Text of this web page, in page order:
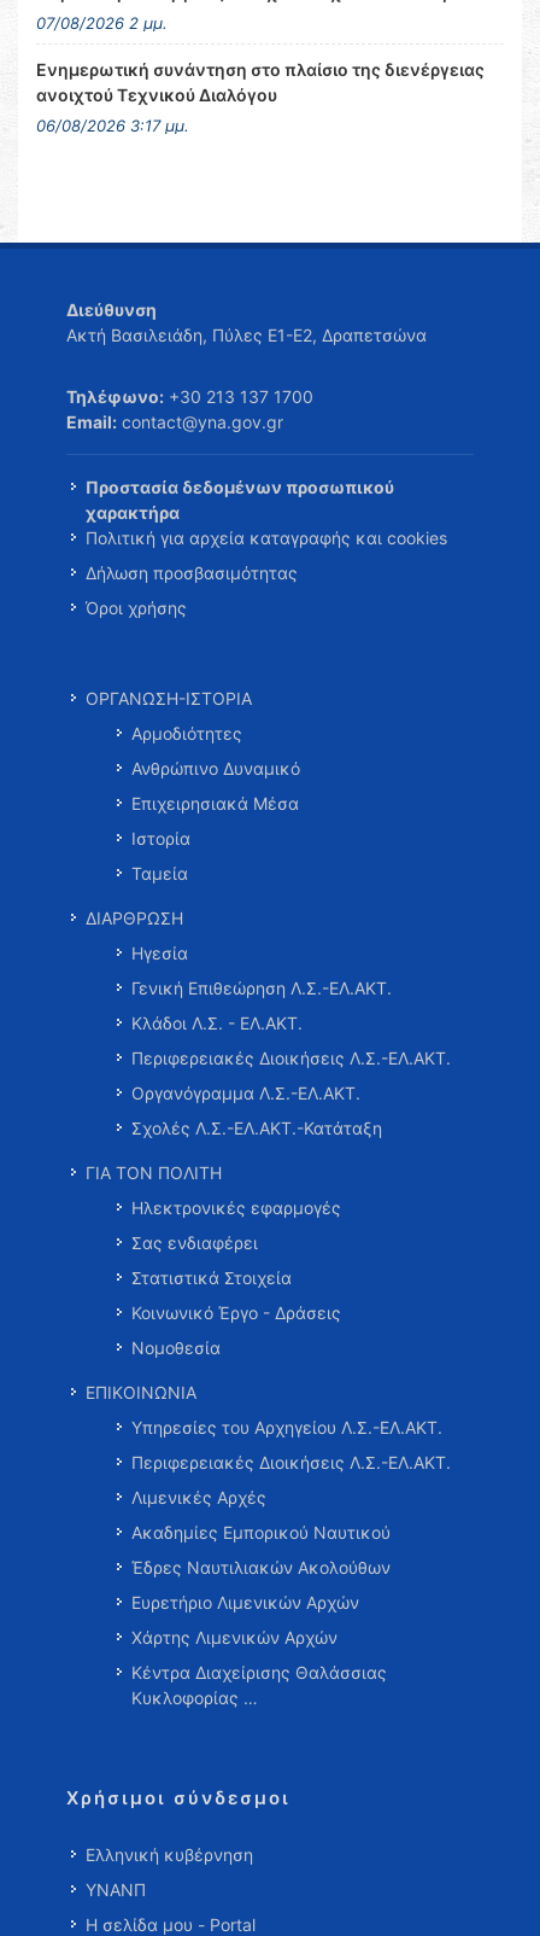
07/08/2026 2 μμ.
Ενημερωτική συνάντηση στο πλαίσιο της διενέργειας
ανοιχτού Τεχνικού Διαλόγου
06/08/2026 3:17 μμ.
Διεύθυνση
Ακτή Βασιλειάδη, Πύλες Ε1-Ε2, Δραπετσώνα
Τηλέφωνο: +30 213 137 1700
Email: contact@yna.gov.gr
Προστασία δεδομένων προσωπικού
χαρακτήρα
Πολιτική για αρχεία καταγραφής και cookies
Δήλωση προσβασιμότητας
Όροι χρήσης
ΟΡΓΑΝΩΣΗ-ΙΣΤΟΡΙΑ
Αρμοδιότητες
Ανθρώπινο Δυναμικό
Επιχειρησιακά Μέσα
Ιστορία
Ταμεία
ΔΙΑΡΘΡΩΣΗ
Ηγεσία
Γενική Επιθεώρηση Λ.Σ.-ΕΛ.ΑΚΤ.
Κλάδοι Λ.Σ. - ΕΛ.ΑΚΤ.
Περιφερειακές Διοικήσεις Λ.Σ.-ΕΛ.ΑΚΤ.
Οργανόγραμμα Λ.Σ.-ΕΛ.ΑΚΤ.
Σχολές Λ.Σ.-ΕΛ.ΑΚΤ.-Κατάταξη
ΓΙΑ ΤΟΝ ΠΟΛΙΤΗ
Ηλεκτρονικές εφαρμογές
Σας ενδιαφέρει
Στατιστικά Στοιχεία
Κοινωνικό Έργο - Δράσεις
Νομοθεσία
ΕΠΙΚΟΙΝΩΝΙΑ
Υπηρεσίες του Αρχηγείου Λ.Σ.-ΕΛ.ΑΚΤ.
Περιφερειακές Διοικήσεις Λ.Σ.-ΕΛ.ΑΚΤ.
Λιμενικές Αρχές
Ακαδημίες Εμπορικού Ναυτικού
Έδρες Ναυτιλιακών Ακολούθων
Ευρετήριο Λιμενικών Αρχών
Χάρτης Λιμενικών Αρχών
Κέντρα Διαχείρισης Θαλάσσιας
Κυκλοφορίας …
Χρήσιμοι σύνδεσμοι
Ελληνική κυβέρνηση
ΥΝΑΝΠ
Η σελίδα μου - Portal